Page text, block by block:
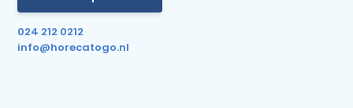
024 212 0212
info@horecatogo.nl